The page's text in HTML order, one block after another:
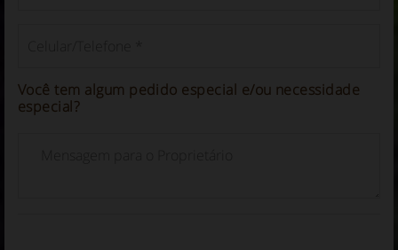
Você tem algum pedido especial e/ou necessidade
especial?